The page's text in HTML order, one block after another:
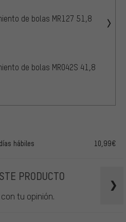
de bolas MR127 51,8
de bolas MR042S 41,8
hábiles 10,99€
PRODUCTO
tu opinión.